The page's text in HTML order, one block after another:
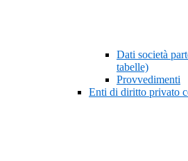
Dati società
tabelle)
Provvedimenti
Enti di diritto privato